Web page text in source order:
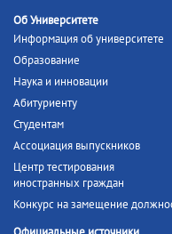
Об Университете
Информация об университете
Образование
Наука и инновации
Абитуриенту
Студентам
Ассоциация выпускников
Центр тестирования
иностранных граждан
Конкурс на замещение